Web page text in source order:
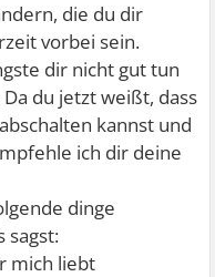
die du dir
vorbei sein.
dir nicht gut tun
du jetzt weißt, dass
kannst und
ich dir deine
dinge
sagst:
mich liebt